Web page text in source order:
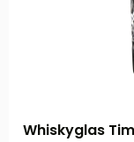
Whiskyglas